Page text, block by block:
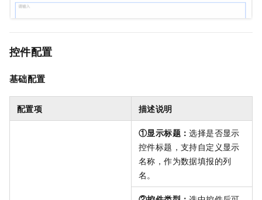
控件配置
基础配置
配置项 描述说明
①显示标题：选择是否显示
控件标题，支持自定义显示
名称，作为数据填报的列
名。